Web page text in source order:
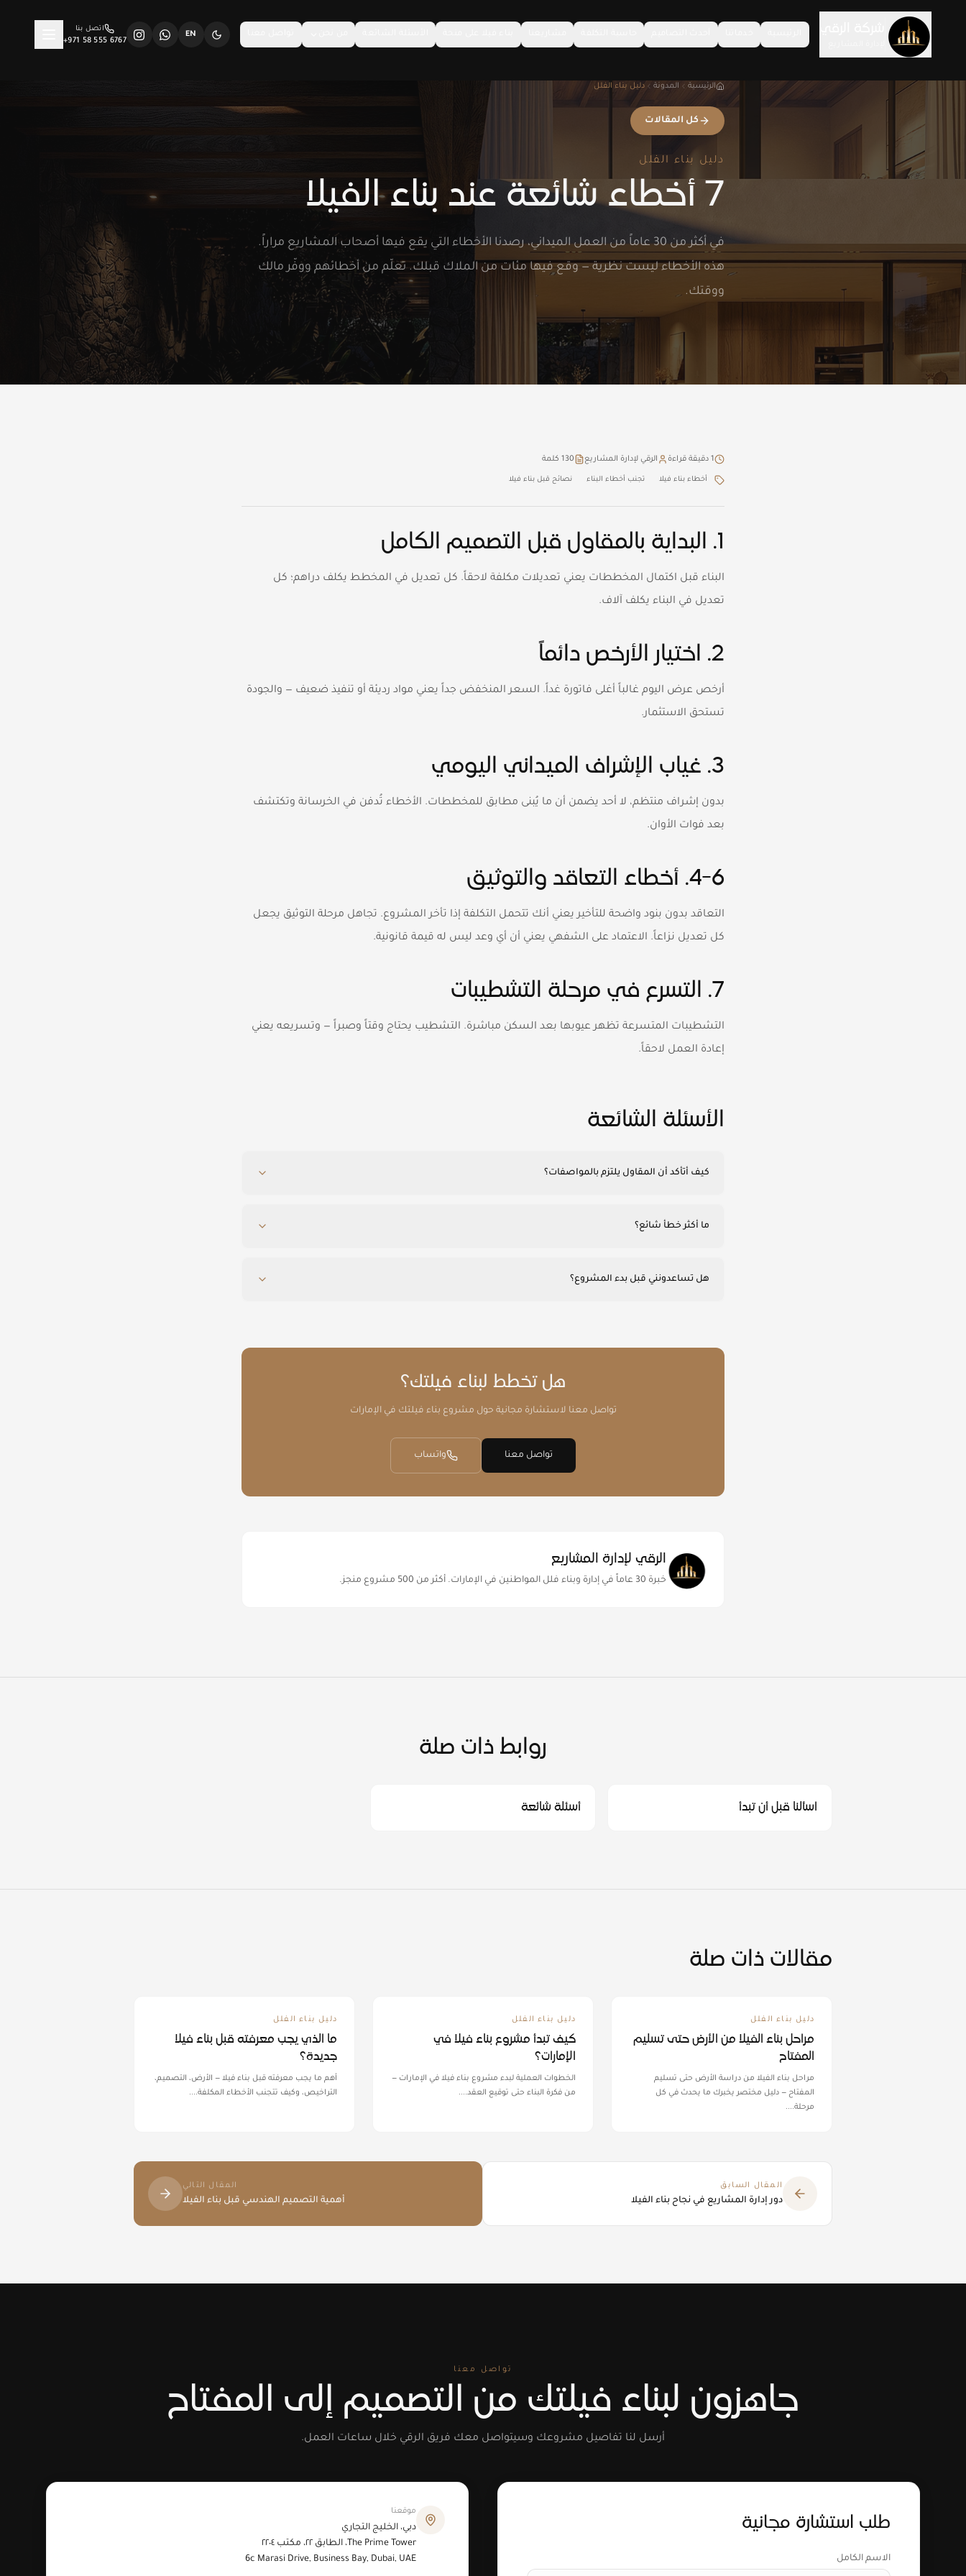
EN
اتصل بنا
+971 58 555 6767
الرئيسية المدونة دليل بناء الفلل
كل المقالات
دليل بناء الفلل
7 أخطاء شائعة عند بناء الفيلا
في أكثر من 30 عاماً من العمل الميداني، رصدنا الأخطاء التي يقع فيها أصحاب المشاريع مراراً.
هذه الأخطاء ليست نظرية — وقع فيها مئات من الملاك قبلك. تعلّم من أخطائهم ووفّر مالك
ووقتك.
1 دقيقة قراءة الرقي لإدارة المشاريع 130 كلمة
أخطاء بناء فيلا تجنب أخطاء البناء نصائح قبل بناء فيلا
1. البداية بالمقاول قبل التصميم الكامل
البناء قبل اكتمال المخططات يعني تعديلات مكلفة لاحقاً. كل تعديل في المخطط يكلف دراهم؛ كل
تعديل في البناء يكلف آلاف.
2. اختيار الأرخص دائماً
أرخص عرض اليوم غالباً أغلى فاتورة غداً. السعر المنخفض جداً يعني مواد رديئة أو تنفيذ ضعيف — والجودة
تستحق الاستثمار.
3. غياب الإشراف الميداني اليومي
بدون إشراف منتظم، لا أحد يضمن أن ما يُبنى مطابق للمخططات. الأخطاء تُدفن في الخرسانة وتكتشف
بعد فوات الأوان.
4-6. أخطاء التعاقد والتوثيق
التعاقد بدون بنود واضحة للتأخير يعني أنك تتحمل التكلفة إذا تأخر المشروع. تجاهل مرحلة التوثيق يجعل
كل تعديل نزاعاً. الاعتماد على الشفهي يعني أن أي وعد ليس له قيمة قانونية.
7. التسرع في مرحلة التشطيبات
التشطيبات المتسرعة تظهر عيوبها بعد السكن مباشرة. التشطيب يحتاج وقتاً وصبراً — وتسريعه يعني
إعادة العمل لاحقاً.
الأسئلة الشائعة
كيف أتأكد أن المقاول يلتزم بالمواصفات؟
ما أكثر خطأ شائع؟
هل تساعدونني قبل بدء المشروع؟
هل تخطط لبناء فيلتك؟
تواصل معنا لاستشارة مجانية حول مشروع بناء فيلتك في الإمارات
تواصل معنا واتساب
الرقي لإدارة المشاريع
خبرة 30 عاماً في إدارة وبناء فلل المواطنين في الإمارات. أكثر من 500 مشروع منجز.
روابط ذات صلة
اسألنا قبل أن تبدأ أسئلة شائعة
مقالات ذات صلة
دليل بناء الفلل
مراحل بناء الفيلا من الأرض حتى تسليم
المفتاح
مراحل بناء الفيلا من دراسة الأرض حتى تسليم
المفتاح — دليل مختصر يخبرك ما يحدث في كل
مرحلة....
دليل بناء الفلل
كيف تبدأ مشروع بناء فيلا في
الإمارات؟
الخطوات العملية لبدء مشروع بناء فيلا في الإمارات —
من فكرة البناء حتى توقيع العقد....
دليل بناء الفلل
ما الذي يجب معرفته قبل بناء فيلا
جديدة؟
أهم ما يجب معرفته قبل بناء فيلا — الأرض، التصميم،
التراخيص، وكيف تتجنب الأخطاء المكلفة....
المقال السابق
دور إدارة المشاريع في نجاح بناء الفيلا
المقال التالي
أهمية التصميم الهندسي قبل بناء الفيلا
تواصل معنا
جاهزون لبناء فيلتك من التصميم إلى المفتاح
أرسل لنا تفاصيل مشروعك وسيتواصل معك فريق الرقي خلال ساعات العمل.
طلب استشارة مجانية
الاسم الكامل
موقعنا
دبي، الخليج التجاري
The Prime Tower، الطابق ٢٢، مكتب ٢٢٠٤
6c Marasi Drive, Business Bay, Dubai, UAE